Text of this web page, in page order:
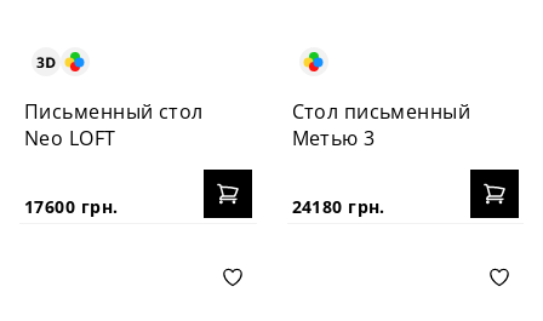
Письменный стол
Neo LOFT
17600 грн.
Стол письменный
Метью 3
24180 грн.